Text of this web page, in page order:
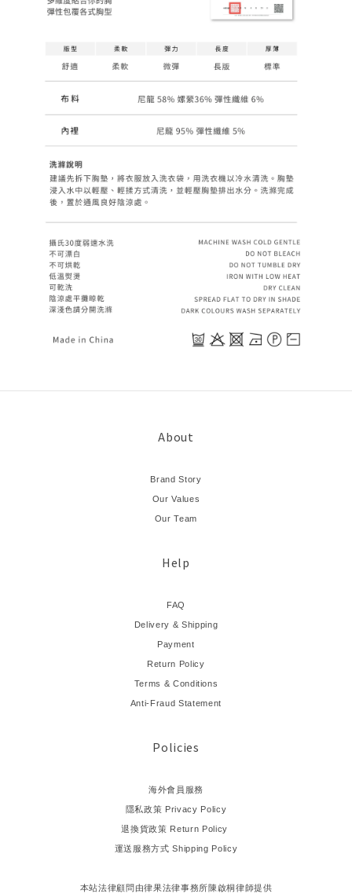
About
Brand Story
Our Values
Our Team
Help
FAQ
Delivery & Shipping
Payment
Return Policy
Terms & Conditions
Anti-Fraud Statement
Policies
海外會員服務
隱私政策 Privacy Policy
退換貨政策 Return Policy
運送服務方式 Shipping Policy
本站法律顧問由律果法律事務所陳啟桐律師提供